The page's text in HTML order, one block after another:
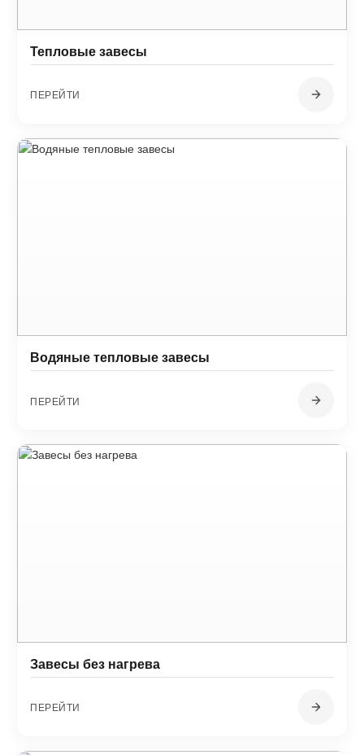
Тепловые завесы
ПЕРЕЙТИ
Водяные тепловые завесы
ПЕРЕЙТИ
Завесы без нагрева
ПЕРЕЙТИ